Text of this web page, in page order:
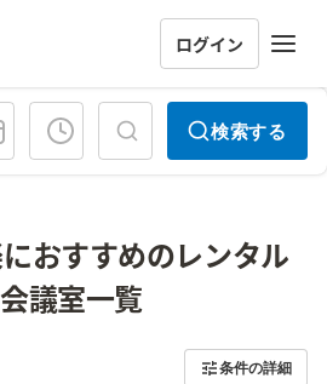
ログイン
検索する
おすすめのレンタル
議室一覧
条件の詳細